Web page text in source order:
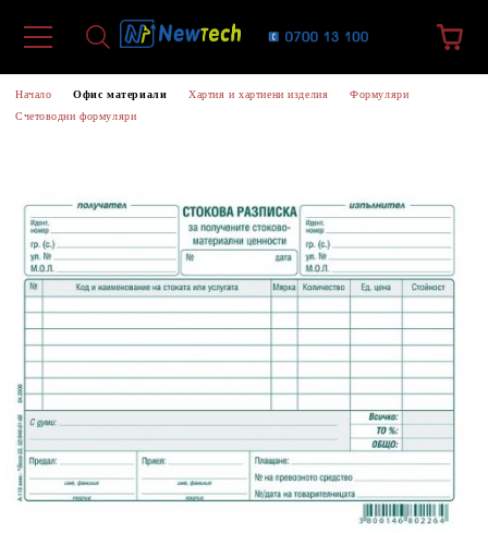
Начало Офис материали Хартия и хартиени изделия
Формуляри
Счетоводни формуляри